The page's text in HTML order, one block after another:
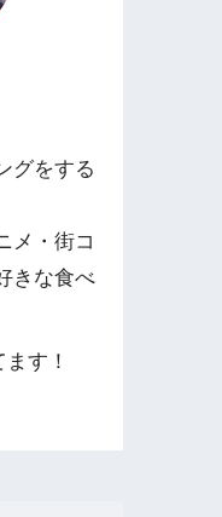
グをする
メ・街コ
きな食べ
す！